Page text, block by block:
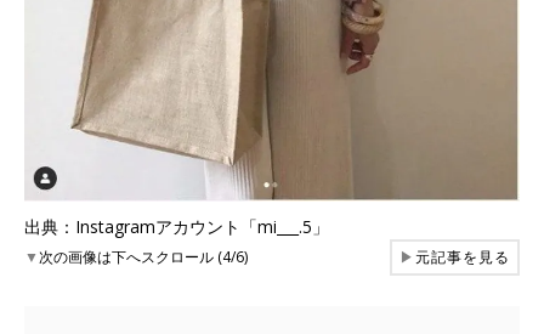
出典：Instagramアカウント「mi___.5」
▼次の画像は下へスクロール (4/6) ▶元記事を見る